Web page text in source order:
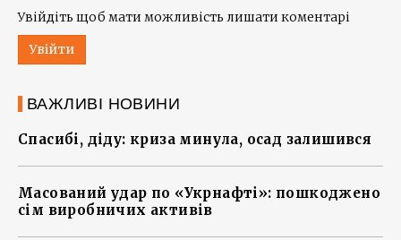
Увійдіть щоб мати можливість лишати коментарі
Увійти
ВАЖЛИВІ НОВИНИ
Спасибі, діду: криза минула, осад залишився
Масований удар по «Укрнафті»: пошкоджено
сім виробничих активів